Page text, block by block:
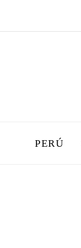
PERÚ